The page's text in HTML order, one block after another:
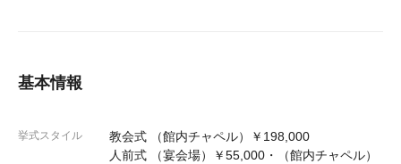
基本情報
挙式スタイル
教会式 （館内チャペル）￥198,000
人前式 （宴会場）￥55,000・（館内チャペル）